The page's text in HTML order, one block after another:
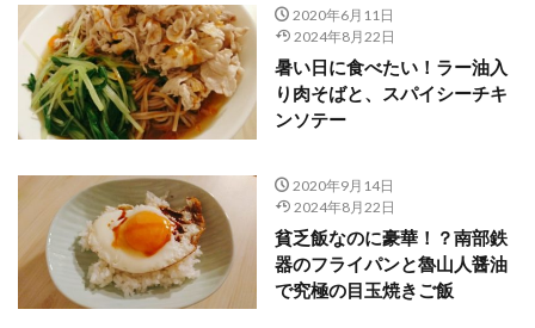
2020年6月11日
2024年8月22日
暑い日に食べたい！ラー油入
り肉そばと、スパイシーチキ
ンソテー
2020年9月14日
2024年8月22日
貧乏飯なのに豪華！？南部鉄
器のフライパンと魯山人醤油
で究極の目玉焼きご飯